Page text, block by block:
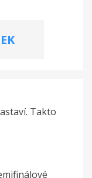
Takto